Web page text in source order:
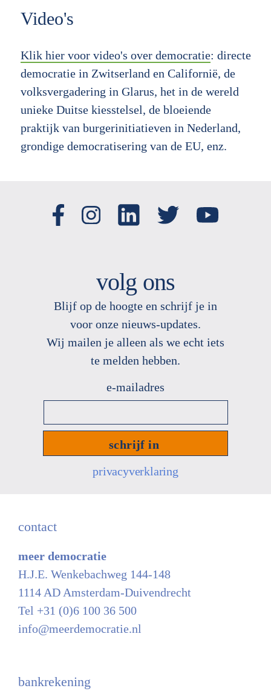
Video's
Klik hier voor video's over democratie: directe
democratie in Zwitserland en Californië, de
volksvergadering in Glarus, het in de wereld
unieke Duitse kiesstelsel, de bloeiende
praktijk van burgerinitiatieven in Nederland,
grondige democratisering van de EU, enz.
volg ons
Blijf op de hoogte en schrijf je in
voor onze nieuws-updates.
Wij mailen je alleen als we echt iets
te melden hebben.
mailadres
privacyverklaring
contact
meer democratie
H.J.E. Wenkebachweg 144-148
1114 AD Amsterdam-Duivendrecht
Tel +31 (0)6 100 36 500
info@meerdemocratie.nl
bankrekening